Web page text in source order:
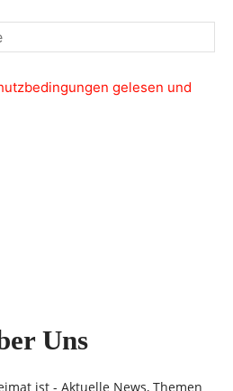
gelesen und
Uns
ist - Aktuelle News, Themen